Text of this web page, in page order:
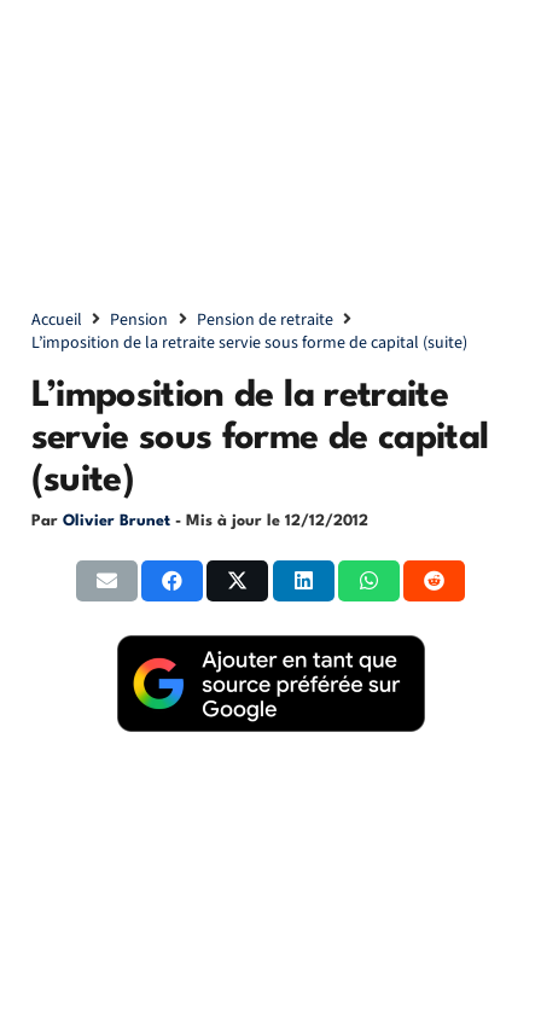
Accueil Pension
Pension de retraite
L’imposition de la retraite servie sous forme de capital (suite)
L’imposition de la retraite
servie sous forme de capital
(suite)
Par Olivier Brunet - Mis à jour le 12/12/2012